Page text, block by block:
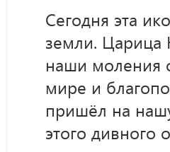
Сегодня эта
земли. Царица
наши моления
мире и
пришёл на
этого дивного